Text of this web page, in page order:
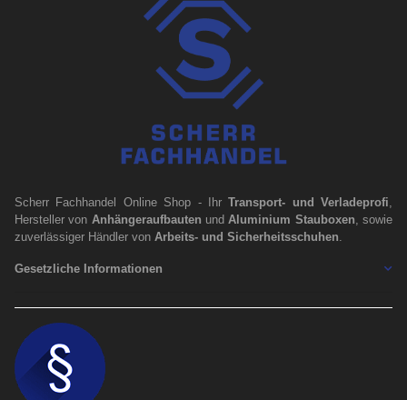
Scherr Fachhandel Online Shop - IhrTransport- und Verladeprofi,
Hersteller von Anhängeraufbauten und Aluminium Stauboxen, sowie
zuverlässiger Händler von Arbeits- und Sicherheitsschuhen.
Gesetzliche Informationen